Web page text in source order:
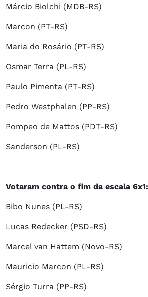
Márcio Biolchi (MDB-RS)
Marcon (PT-RS)
Maria do Rosário (PT-RS)
Osmar Terra (PL-RS)
Paulo Pimenta (PT-RS)
Pedro Westphalen (PP-RS)
Pompeo de Mattos (PDT-RS)
Sanderson (PL-RS)
Votaram contra o fim da escala 6x1:
Bibo Nunes (PL-RS)
Lucas Redecker (PSD-RS)
Marcel van Hattem (Novo-RS)
Mauricio Marcon (PL-RS)
Sérgio Turra (PP-RS)